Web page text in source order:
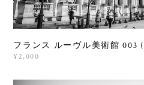
フランス ルーヴル美術館 003
¥2,000